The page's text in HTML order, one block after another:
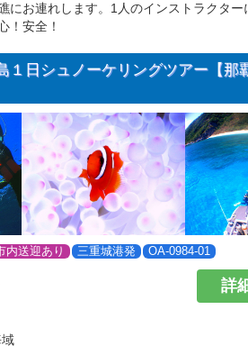
にお連れします。1人のインストラクタ
！安全！
１日シュノーケリングツアー【那
内送迎あり 三重城港発 OA-0984-01
詳